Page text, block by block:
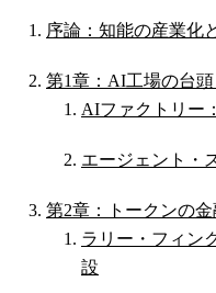
序論：知能の産業化
第1章：AI工場の台
AIファクトリー
エージェント・
第2章：トークンの
ラリー・フィン
設